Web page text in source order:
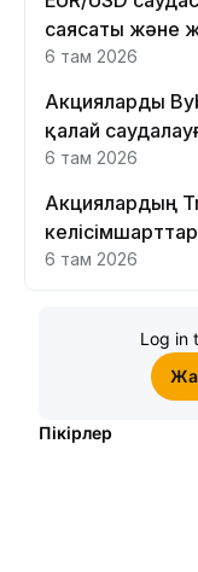
саясаты және
етеді
6 там 2026
Акцияларды
қалай
6 там 2026
Акциялардың
Bybit
6 там 2026
Log in
Пікірлер